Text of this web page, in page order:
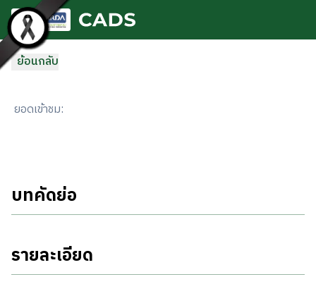
ข้ามไปยังเนื้อหาหลัก
ย้อนกลับ
ยอดเข้าชม:
บทคัดย่อ
รายละเอียด